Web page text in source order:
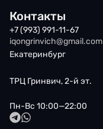
Контакты
+7 (993) 991-11-67
iqongrinvich@gmail.com
Екатеринбург
ТРЦ Гринвич, 2-й эт.
Пн-Вс 10:00—22:00